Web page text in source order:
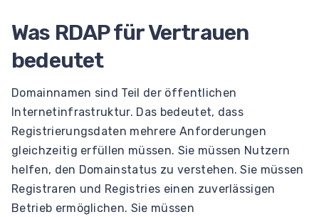
Was RDAP für Vertrauen
bedeutet
Domainnamen sind Teil der öffentlichen
Internetinfrastruktur. Das bedeutet, dass
Registrierungsdaten mehrere Anforderungen
gleichzeitig erfüllen müssen. Sie müssen Nutzern
helfen, den Domainstatus zu verstehen. Sie müssen
Registraren und Registries einen zuverlässigen
Betrieb ermöglichen. Sie müssen